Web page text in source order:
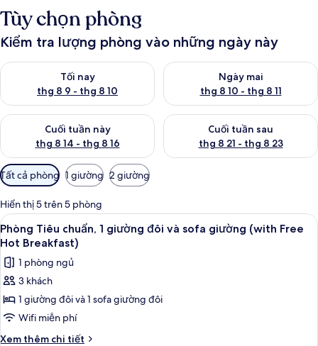
Tùy chọn phòng
Kiểm tra lượng phòng vào những ngày này
Tối nay
thg 8 9 - thg 8 10
Kiểm tra lượng phòng tối nay từ thg 8 9 - thg 8 10
Ngày mai
thg 8 10 - thg 8 11
Kiểm tra lượng phòng ngày
Cuối tuần này
thg 8 14 - thg 8 16
Kiểm tra lượng phòng cuối tuần này từ thg 8 14 - thg 8 16
Cuối tuần sau
thg 8 21 - thg 8 23
Kiểm tra lượng phòng cuối
Bộ
lọc
có
thể
dùng
để
lọc
tìm
phòng
Tất cả phòng 1 giường 2 giường
Hiển thị 5 trên 5 phòng
Xem
tất
cả
ảnh
Phòng
Tiêu
chuẩn,
1
Phòng Tiêu chuẩn, 1 giường đôi và
8
Phòng Tiêu chuẩn, 1 giường đôi và sofa giường (with Free
Hot Breakfast)
1 phòng ngủ
3 khách
1 giường đôi và 1 sofa giường đôi
Wifi miễn phí
Xem thêm chi tiết
Chi